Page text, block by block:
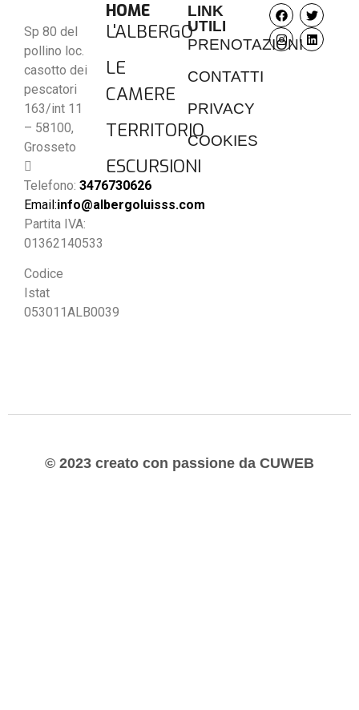
Sp 80 del
pollino loc.
casotto dei
pescatori
163/int 11
– 58100,
Grosseto
Telefono: 3476730626
Email:info@albergoluisss.com
Partita IVA:
01362140533
Codice
Istat
053011ALB0039
HOME
L'ALBERGO
LE
CAMERE
TERRITORIO
ESCURSIONI
LINK
UTILI
PRENOTAZIONI
CONTATTI
PRIVACY
COOKIES
© 2023 creato con passione da CUWEB